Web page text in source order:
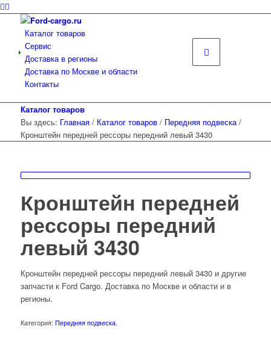
Каталог товаров
Сервис
Доставка в регионы
Доставка по Москве и области
Контакты
Каталог товаров
Вы здесь: Главная / Каталог товаров / Передняя подвеска /
Кронштейн передней рессоры передний левый 3430
Кронштейн передней
рессоры передний
левый 3430
Кронштейн передней рессоры передний левый 3430 и другие
запчасти к Ford Cargo. Доставка по Москве и области и в
регионы.
Категория: Передняя подвеска.